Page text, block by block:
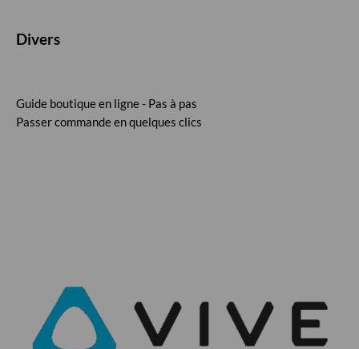
Divers
Guide boutique en ligne - Pas à pas
Passer commande en quelques clics